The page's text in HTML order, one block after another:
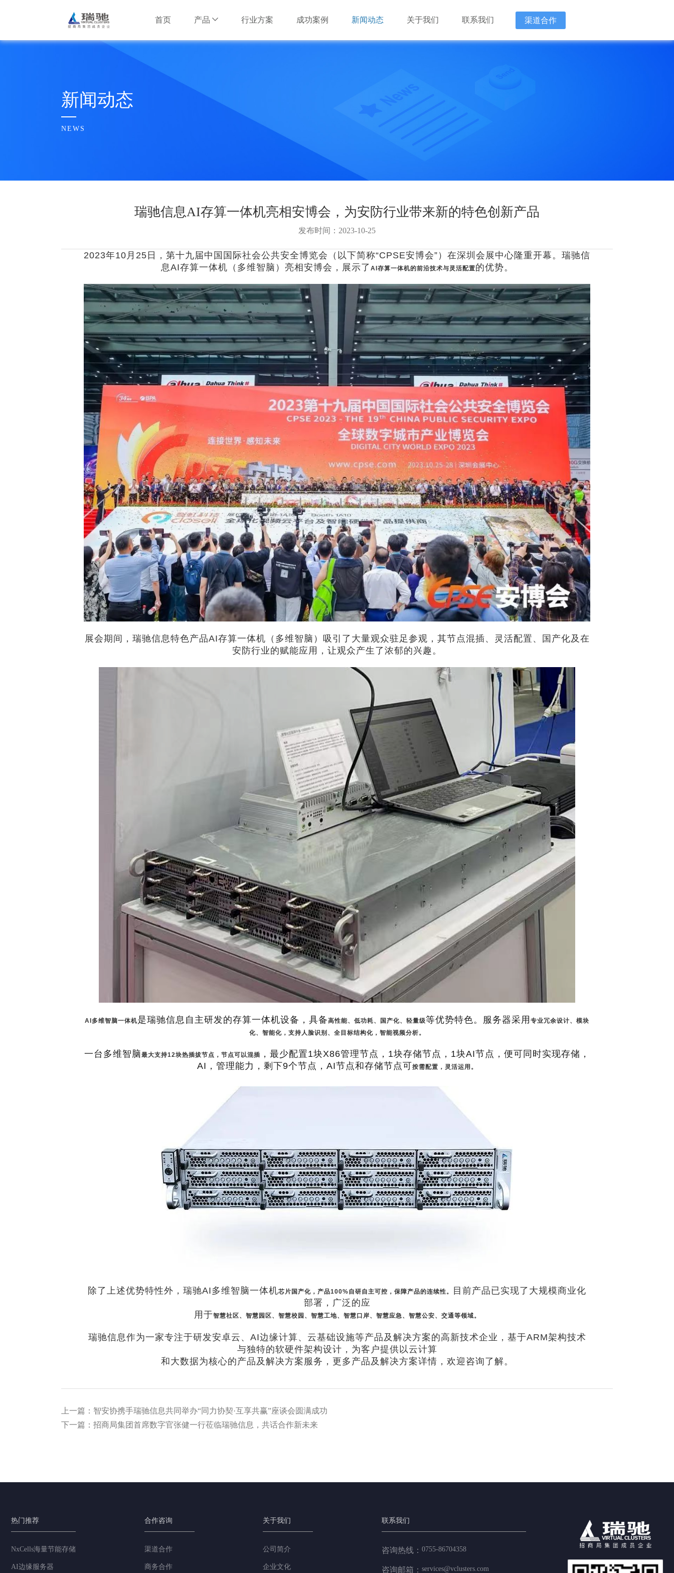
首页 产品
安卓云服务器
NxWork云手机办公平台
招财大模型盒子 边缘盒子 AI视频算法库
云基础设施产品
NxSDS全融合分布式存储管理平台
vCloud 超融合云平台 AcCluster国产化存储
国产服务器
瑞驰飞腾高性能服务器 鲲鹏双路高性能服务器
行业方案
智慧安防行业
其他行业
成功案例
智慧安防行业
其他行业
新闻动态 关于我们
瑞驰大事记
合作伙伴
瑞驰招聘
联系我们 渠道合作
新闻动态
NEWS
瑞驰信息AI存算一体机亮相安博会，为安防行业带来新的特色创新产品
发布时间：2023-10-25
2023年10月25日，第十九届中国国际社会公共安全博览会（以下简称“CPSE安博会”）在深圳会展中心隆重开幕。瑞驰信
息AI存算一体机（多维智脑）亮相安博会，展示了 AI存算一体机的前沿技术与灵活配置的优势。
展会期间，瑞驰信息特色产品AI存算一体机（多维智脑）吸引了大量观众驻足参观，其节点混插、灵活配置、国产化及在
安防行业的赋能应用，让观众产生了浓郁的兴趣。
AI多维智脑一体机是瑞驰信息自主研发的存算一体机设备，具备高性能、低功耗、国产化、轻量级等优势特色。服务器采用 专业冗余设计、模块
化、智能化，支持人脸识别、全目标结构化，智能视频分析。
一台多维智脑最大支持12块热插拔节点，节点可以混插
，最少配置1块X86管理节点，1块存储节点，1块AI节点，便可同时实现存储，
AI，管理能力，剩下9个节点，AI节点和存储节点可按需配置，灵活运用。
除了上述优势特性外，瑞驰AI多维智脑一体机芯片国产化，产品100%自研自主可控，保障产品的连续性。
目前产品已实现了大规模商业化
部署，广泛的应
用于智慧社区、智慧园区、智慧校园、智慧工地、智慧口岸、智慧应急、智慧公安、交通等领域。
瑞驰信息作为一家专注于研发安卓云、AI边缘计算、云基础设施等产品及解决方案的高新技术企业，基于ARM架构技术
与独特的软硬件架构设计，为客户提供以云计算
和大数据为核心的产品及解决方案服务，更多产品及解决方案详情，欢迎咨询了解。
上一篇：智安协携手瑞驰信息共同举办“同力协契·互享共赢”座谈会圆满成功
下一篇：招商局集团首席数字官张健一行莅临瑞驰信息，共话合作新未来
热门推荐
NxCells海量节能存储
AI边缘服务器
合作咨询
渠道合作
商务合作
关于我们
公司简介
企业文化
联系我们
咨询热线： 0755-86704358
咨询邮箱： services@vclusters.com